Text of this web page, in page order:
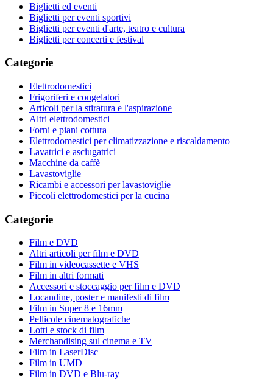
Biglietti ed eventi
Biglietti per eventi sportivi
Biglietti per eventi d'arte, teatro e cultura
Biglietti per concerti e festival
Categorie
Elettrodomestici
Frigoriferi e congelatori
Articoli per la stiratura e l'aspirazione
Altri elettrodomestici
Forni e piani cottura
Elettrodomestici per climatizzazione e riscaldamento
Lavatrici e asciugatrici
Macchine da caffè
Lavastoviglie
Ricambi e accessori per lavastoviglie
Piccoli elettrodomestici per la cucina
Categorie
Film e DVD
Altri articoli per film e DVD
Film in videocassette e VHS
Film in altri formati
Accessori e stoccaggio per film e DVD
Locandine, poster e manifesti di film
Film in Super 8 e 16mm
Pellicole cinematografiche
Lotti e stock di film
Merchandising sul cinema e TV
Film in LaserDisc
Film in UMD
Film in DVD e Blu-ray